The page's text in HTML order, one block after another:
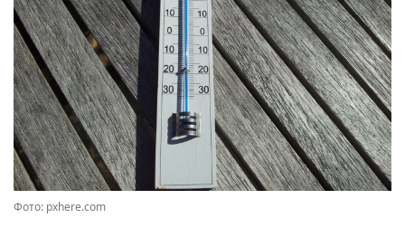
Фото: pxhere.com